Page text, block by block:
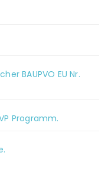
BAUPVO EU Nr.
Programm.